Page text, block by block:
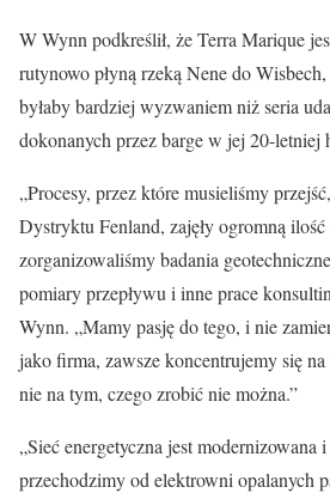
W Wynn podkreślił, że Terra Marique
rutynowo płyną rzeką Nene do
byłaby bardziej wyzwaniem niż seria
dokonanych przez barge w jej 20-letniej
„Procesy, przez które musieliśmy
Dystryktu Fenland, zajęły ogromną
zorganizowaliśmy badania
pomiary przepływu i inne prace
Wynn. „Mamy pasję do tego, i nie
jako firma, zawsze koncentrujemy się
nie na tym, czego zrobić nie można.”
„Sieć energetyczna jest modernizowana
przechodzimy od elektrowni opalanych